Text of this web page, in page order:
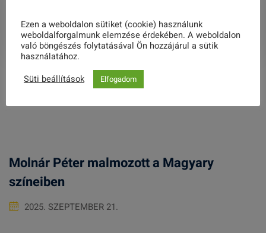
RODINY
Related Posts
Molnár Péter malmozott a Magyary
színeiben
2025. SZEPTEMBER 21.
Ezen a weboldalon sütiket (cookie) használunk
weboldalforgalmunk elemzése érdekében. A weboldalon
való böngészés folytatásával Ön hozzájárul a sütik
használatához.
Süti beállítások
Elfogadom